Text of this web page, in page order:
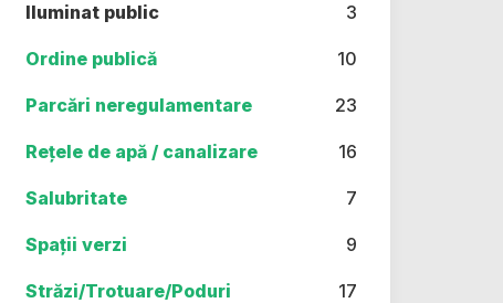
Iluminat public 3
Ordine publică 10
Parcări neregulamentare 23
Rețele de apă / canalizare 16
Salubritate 7
Spații verzi 9
Străzi/Trotuare/Poduri 17